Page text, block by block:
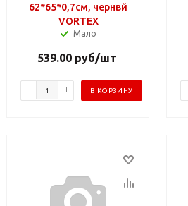
62*65*0,7см, чернвй
VORTEX
Мало
539.00руб/шт
В КОРЗИНУ